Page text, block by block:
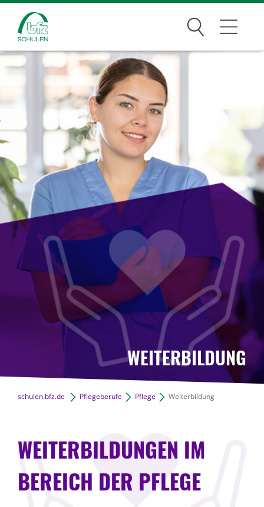
Suchen
Traumberufe
Wer wir sind
Infos
Jobs
Standorte
News Archiv
WEITERBILDUNG
schulen.bfz.de Pflegeberufe Pflege Weiterbildung
WEITERBILDUNGEN IM
BEREICH DER PFLEGE